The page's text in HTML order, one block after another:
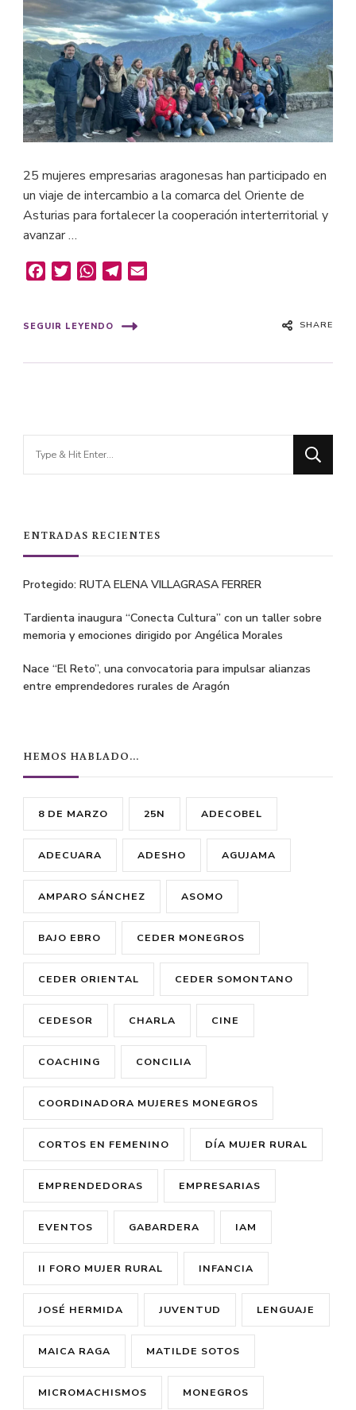
25 mujeres empresarias aragonesas han participado en
un viaje de intercambio a la comarca del Oriente de
Asturias para fortalecer la cooperación interterritorial y
avanzar …
FacebookTwitterWhatsAppTelegram
SEGUIR LEYENDO SHARE
ENTRADAS RECIENTES
Protegido: RUTA ELENA VILLAGRASA FERRER
Tardienta inaugura “Conecta Cultura” con un taller sobre
memoria y emociones dirigido por Angélica Morales
Nace “El Reto”, una convocatoria para impulsar alianzas
entre emprendedores rurales de Aragón
HEMOS HABLADO…
8 DE MARZO 25N ADECOBEL
ADECUARA ADESHO AGUJAMA
AMPARO SÁNCHEZ ASOMO
BAJO EBRO CEDER MONEGROS
CEDER ORIENTAL CEDER SOMONTANO
CEDESOR CHARLA CINE
COACHING CONCILIA
COORDINADORA MUJERES MONEGROS
CORTOS EN FEMENINO DÍA MUJER RURAL
EMPRENDEDORAS EMPRESARIAS
EVENTOS GABARDERA IAM
II FORO MUJER RURAL INFANCIA
JOSÉ HERMIDA JUVENTUD LENGUAJE
MAICA RAGA MATILDE SOTOS
MICROMACHISMOS MONEGROS